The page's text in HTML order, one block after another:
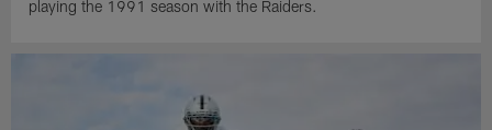
playing the 1991 season with the Raiders.